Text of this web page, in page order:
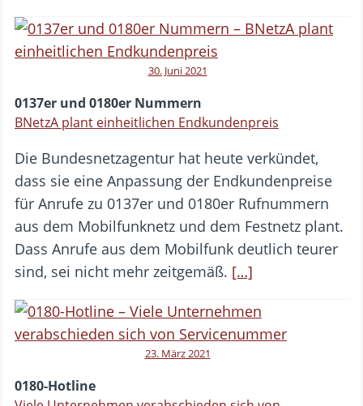
30. Juni 2021
0137er und 0180er Nummern
BNetzA plant einheitlichen Endkundenpreis
Die Bundesnetzagentur hat heute verkündet,
dass sie eine Anpassung der Endkundenpreise
für Anrufe zu 0137er und 0180er Rufnummern
aus dem Mobilfunknetz und dem Festnetz plant.
Dass Anrufe aus dem Mobilfunk deutlich teurer
sind, sei nicht mehr zeitgemäß. […]
23. März 2021
0180-Hotline